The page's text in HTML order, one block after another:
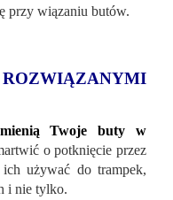
przy wiązaniu butów.
Twoje buty w
o potknięcie przez
ich używać do trampek,
i nie tylko.